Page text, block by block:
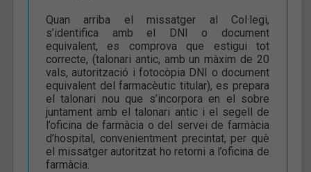
Quan arriba el missatger al Col·legi,
s’identifica amb el DNI o document
equivalent, es comprova que estigui tot
correcte, (talonari antic, amb un màxim de 20
vals, autorització i fotocòpia DNI o document
equivalent del farmacèutic titular), es prepara
el talonari nou que s’incorpora en el sobre
juntament amb el talonari antic i el segell de
l’oficina de farmàcia o del servei de farmàcia
d’hospital, convenientment precintat, per què
el missatger autoritzat ho retorni a l’oficina de
farmàcia.